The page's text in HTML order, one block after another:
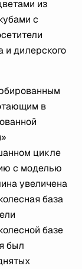
из
с
и дилерского
в
цикле
с моделью
увеличена
база
базе
был